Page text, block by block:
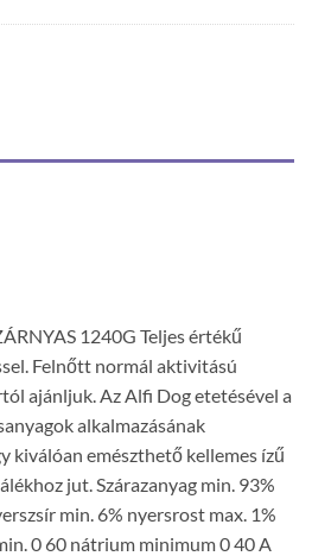
1240G Teljes értékű
Felnőtt normál aktivitású
ajánljuk. Az Alfi Dog etetésével a
alkalmazásának
kiválóan emészthető kellemes ízű
jut. Szárazanyag min. 93%
min. 6% nyersrost max. 1%
0 60 nátrium minimum 0 40 A